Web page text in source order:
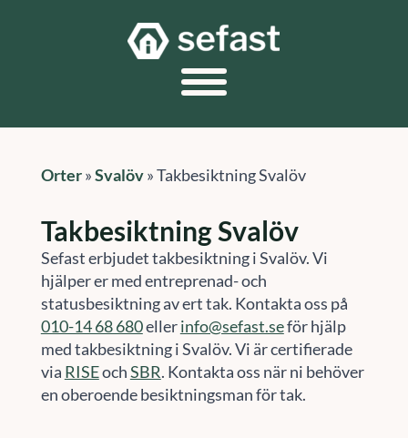
Orter»Svalöv»Takbesiktning Svalöv
Takbesiktning Svalöv
Sefast erbjudet takbesiktning i Svalöv. Vi
hjälper er med entreprenad- och
statusbesiktning av ert tak. Kontakta oss på
010-14 68 680ellerinfo@sefast.seför hjälp
med takbesiktning i Svalöv. Vi är certifierade
via RISEochSBR. Kontakta oss när ni behöver
en oberoende besiktningsman för tak.